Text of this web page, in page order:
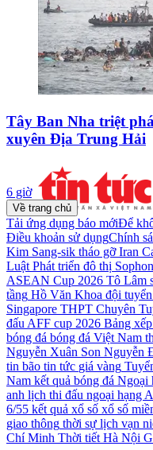
Tây Ban Nha triệt
xuyên Địa Trung Hải
6 giờ
Về trang chủ
Tải ứng dụng báo mớiĐể
Điều khoản sử dụngChính
Kim Sang-sik tháo gỡ Iran
Luật Phát triển đô thị
ASEAN Cup 2026 Tô Lâm
tầng Hồ Văn Khoa đội
Singapore THPT Chuyên
đấu AFF cup 2026 Bảng
bóng đá bóng đá Việt Nam
Nguyễn Xuân Son Nguyễn
tin bão tin tức giá vàng
Nam kết quả bóng đá Ngoại
anh lịch thi đấu ngoại hạng
6/55 kết quả xổ số xổ số
giao thông thời sự lịch vạn
Chí Minh Thời tiết Hà Nội